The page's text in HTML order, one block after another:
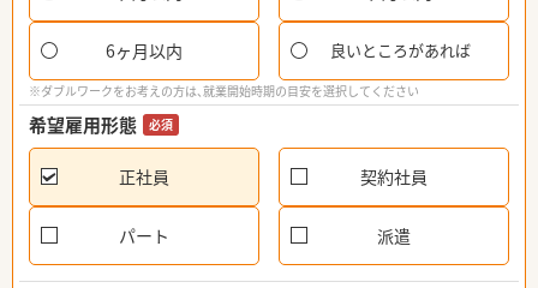
6ヶ月以内 良いところがあれば
※ダブルワークをお考えの方は、就業開始時期の目安を選択してください
希望雇用形態 必須
正社員 契約社員
パート 派遣